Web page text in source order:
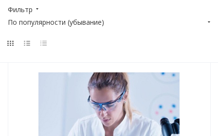
Фильтр
По популярности (убывание)